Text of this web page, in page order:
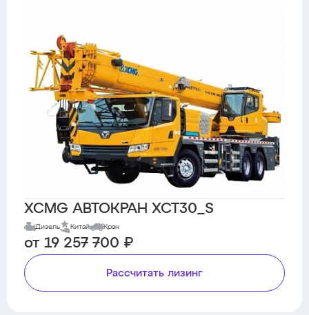
XCMG АВТОКРАН XCT30_S
Дизель Китай Кран
от 19 257 700 ₽
Рассчитать лизинг